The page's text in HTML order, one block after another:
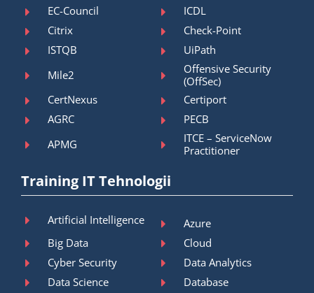
EC-Council
ICDL
Citrix
Check-Point
ISTQB
UiPath
Mile2
Offensive Security
(OffSec)
CertNexus
Certiport
AGRC
PECB
APMG
ITCE – ServiceNow
Practitioner
Training IT Tehnologii
Artificial Intelligence
Azure
Big Data
Cloud
Cyber Security
Data Analytics
Data Science
Database